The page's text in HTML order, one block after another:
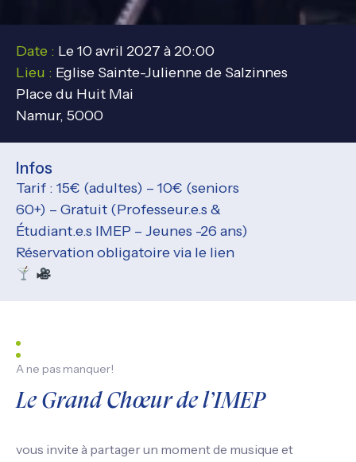
Date : Le 10 avril 2027 à 20:00
Lieu : Eglise Sainte-Julienne de Salzinnes
Place du Huit Mai
Namur, 5000
Infos
Tarif : 15€ (adultes) – 10€ (seniors
60+) – Gratuit (Professeur.e.s &
Étudiant.e.s IMEP – Jeunes -26 ans)
Réservation obligatoire via le lien
A ne pas manquer!
Le Grand Chœur de l’IMEP
vous invite à partager un moment de musique et